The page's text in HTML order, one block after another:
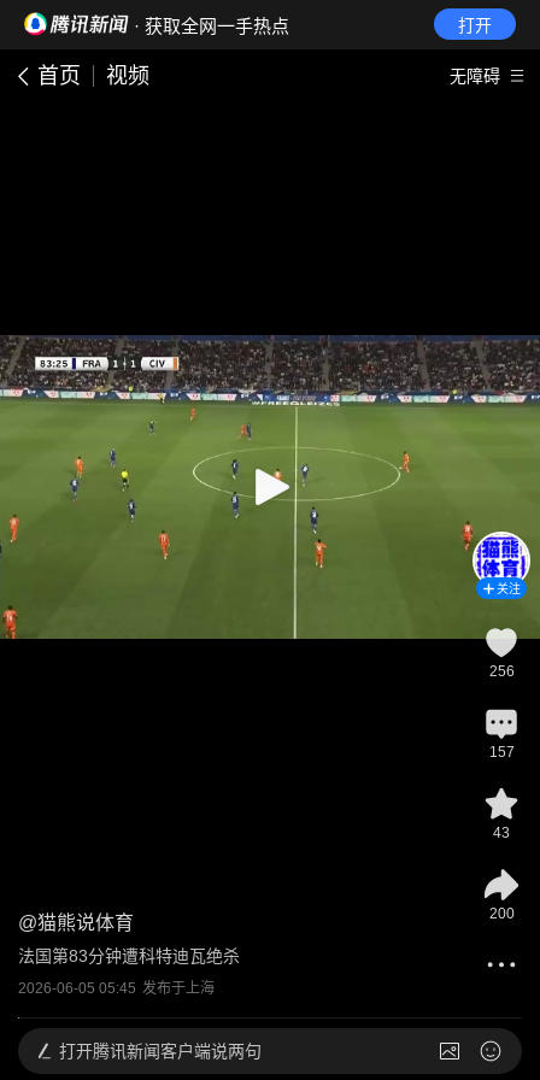
· 获取全网一手热点 打开
首页 视频 无障碍
@猫熊说体育
法国第83分钟遭科特迪瓦绝杀
2026-06-05 05:45 发布于上海
关注
256
157
43
200
打开腾讯新闻客户端说两句